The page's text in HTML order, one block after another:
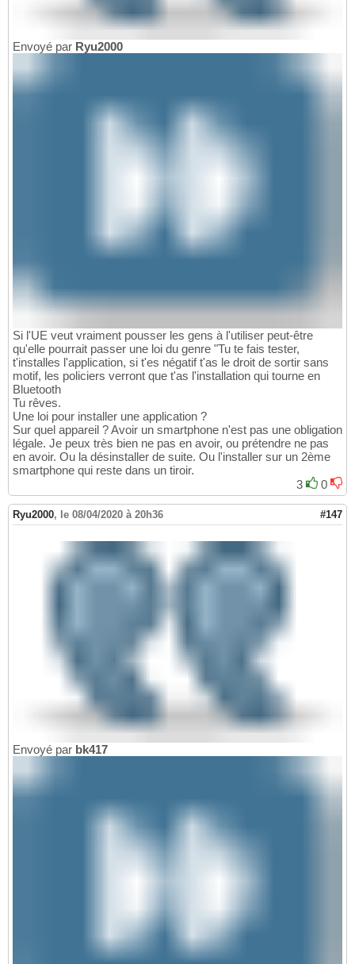
Envoyé par Ryu2000
Si l'UE veut vraiment pousser les gens à l'utiliser peut-être
qu'elle pourrait passer une loi du genre "Tu te fais tester,
t'installes l'application, si t'es négatif t'as le droit de sortir sans
motif, les policiers verront que t'as l'installation qui tourne en
Bluetooth
Tu rêves.
Une loi pour installer une application ?
Sur quel appareil ? Avoir un smartphone n'est pas une obligation
légale. Je peux très bien ne pas en avoir, ou prétendre ne pas
en avoir. Ou la désinstaller de suite. Ou l'installer sur un 2ème
smartphone qui reste dans un tiroir.
3
0
Ryu2000, le 08/04/2020 à 20h36 #147
Envoyé par bk417